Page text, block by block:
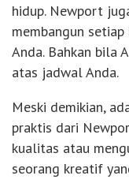
hidup. Newport
membangun
Anda. Bahkan bila
atas jadwal Anda.
Meski demikian,
praktis dari
kualitas atau
seorang kreatif